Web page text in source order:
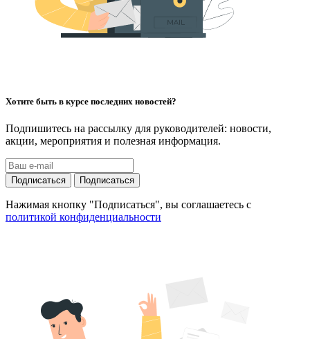
Хотите быть в курсе последних новостей?
Подпишитесь на рассылку для руководителей: новости,
акции, мероприятия и полезная информация.
Подписаться Подписаться
Нажимая кнопку "Подписаться", вы соглашаетесь с
политикой конфиденциальности